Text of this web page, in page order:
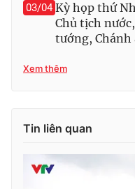
03/04 Kỳ họp thứ
Chủ tịch
tướng, Chánh
Xem thêm
Tin liên quan